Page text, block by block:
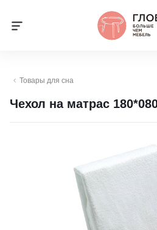
Товары для сна
Чехол на матрас